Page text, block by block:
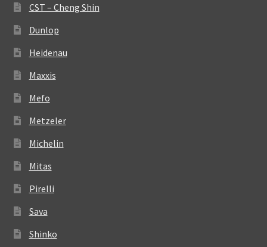
CST – Cheng Shin
Dunlop
Heidenau
Maxxis
Mefo
Metzeler
Michelin
Mitas
Pirelli
Sava
Shinko